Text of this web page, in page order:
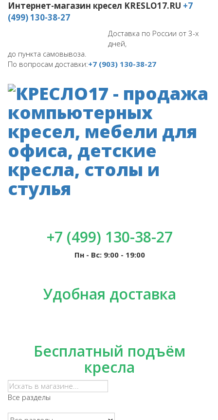
Интернет-магазин кресел KRESLO17.RU +7
(499) 130-38-27
Доставка по России от 3-х
дней,
до пункта самовывоза.
По вопросам доставки:+7 (903) 130-38-27
+7 (499) 130-38-27
Пн - Вс: 9:00 - 19:00
Удобная доставка
Бесплатный подъём
кресла
Все разделы